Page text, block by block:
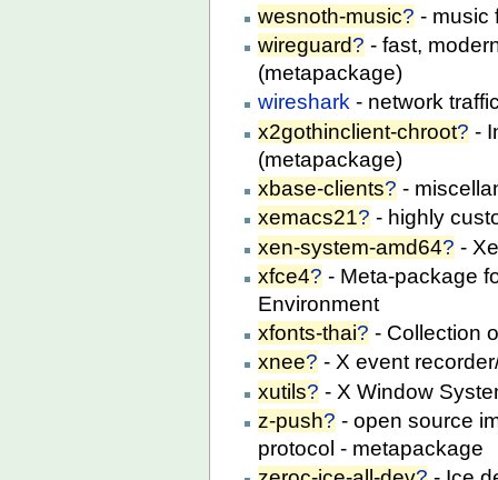
wesnoth-music? - music
wireguard? - fast,
(metapackage)
wireshark - network
x2gothinclient-chroot? -
(metapackage)
xbase-clients? -
xemacs21? - highly
xen-system-amd64? -
xfce4? - Meta-package
Environment
xfonts-thai? - Collection
xnee? - X event
xutils? - X Window
z-push? - open source
protocol - metapackage